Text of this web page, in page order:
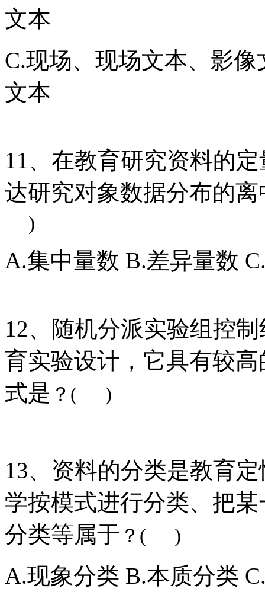
文本
C.现场、现场文本、影
文本
11、在教育研究资料的
达研究对象数据分布的
)
A.集中量数 B.差异量数
12、随机分派实验组控
育实验设计，它具有较
式是 ？( )
13、资料的分类是教育
学按模式进行分类、把
分类等属于 ？( )
A.现象分类 B.本质分类